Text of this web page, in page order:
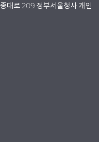
대로 209 정부서울청사 개인